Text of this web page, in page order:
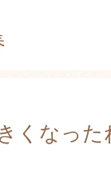
くなっ